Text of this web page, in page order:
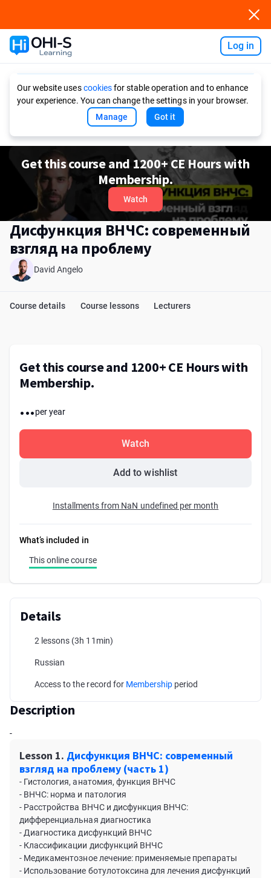
Log in
Our website usescookiesfor stable operation and to enhance
your experience. You can change the settings in your browser.
Manage
Got it
Get this course and 1200+ CE Hours with
Membership.
Watch
Дисфункция ВНЧС: современный
взгляд на проблему
David Angelo
Course details Course lessons Lecturers
Get this course and 1200+ CE Hours with
Membership.
...per year
Watch
Add to wishlist
Installments from NaN undefined per month
What’s included in
This online course
Details
2 lessons (3h 11min)
Russian
Access to the record for Membership period
Description
-
Lesson 1. Дисфункция ВНЧС: современный
взгляд на проблему (часть 1)
- Гистология, анатомия, функция ВНЧС
- ВНЧС: норма и патология
- Расстройства ВНЧС и дисфункция ВНЧС:
дифференциальная диагностика
- Диагностика дисфункций ВНЧС
- Классификации дисфункций ВНЧС
- Медикаментозное лечение: применяемые препараты
- Использование ботулотоксина для лечения дисфункций